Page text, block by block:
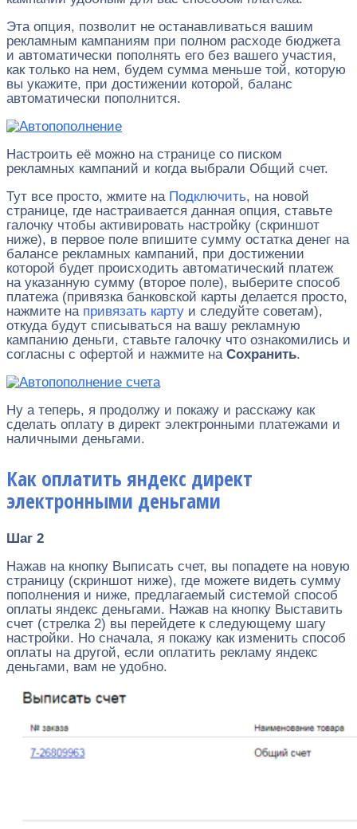
Эта опция, позволит не останавливаться вашим
рекламным кампаниям при полном расходе бюджета
и автоматически пополнять его без вашего участия,
как только на нем, будем сумма меньше той, которую
вы укажите, при достижении которой, баланс
автоматически пополнится.
Настроить её можно на странице со писком
рекламных кампаний и когда выбрали Общий счет.
Тут все просто, жмите на Подключить, на новой
странице, где настраивается данная опция, ставьте
галочку чтобы активировать настройку (скриншот
ниже), в первое поле впишите сумму остатка денег на
балансе рекламных кампаний, при достижении
которой будет происходить автоматический платеж
на указанную сумму (второе поле), выберите способ
платежа (привязка банковской карты делается просто,
нажмите на привязать карту и следуйте советам),
откуда будут списываться на вашу рекламную
кампанию деньги, ставьте галочку что ознакомились и
согласны с офертой и нажмите на Сохранить.
Ну а теперь, я продолжу и покажу и расскажу как
сделать оплату в директ электронными платежами и
наличными деньгами.
Как оплатить яндекс директ
электронными деньгами
Шаг 2
Нажав на кнопку Выписать счет, вы попадете на новую
страницу (скриншот ниже), где можете видеть сумму
пополнения и ниже, предлагаемый системой способ
оплаты яндекс деньгами. Нажав на кнопку Выставить
счет (стрелка 2) вы перейдете к следующему шагу
настройки. Но сначала, я покажу как изменить способ
оплаты на другой, если оплатить рекламу яндекс
деньгами, вам не удобно.